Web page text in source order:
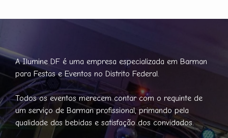
A Ilumine DF é uma empresa especializada em Barman
para Festas e Eventos no Distrito Federal.
Todos os eventos merecem contar com o requinte de
um serviço de Barman profissional, primando pela
qualidade das bebidas e satisfação dos convidados.